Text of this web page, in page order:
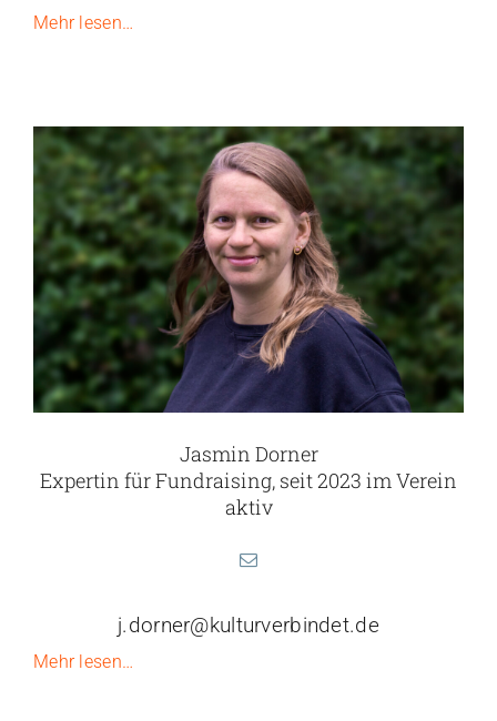
Mehr lesen…
Jasmin Dorner
Expertin für Fundraising, seit 2023 im Verein
aktiv
j.dorner@kulturverbindet.de
Mehr lesen…